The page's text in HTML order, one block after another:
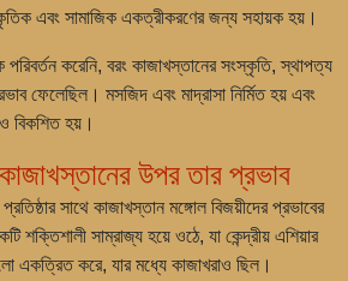
এবং সামাজিক একত্রীকরণের জন্য সহায়ক হয়।
পরিবর্তন করেনি, বরং কাজাখস্তানের সংস্কৃতি, স্থাপত্য
ফেলেছিল। মসজিদ এবং মাদ্রাসা নির্মিত হয় এবং
বিকশিত হয়।
উপর তার প্রভাব
সাথে কাজাখস্তান মঙ্গোল বিজয়ীদের প্রভাবের
শক্তিশালী সাম্রাজ্য হয়ে ওঠে, যা কেন্দ্রীয় এশিয়ার
একত্রিত করে, যার মধ্যে কাজাখরাও ছিল।